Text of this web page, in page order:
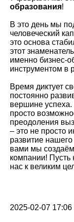
образования!
В это день мы
человеческий
это основа
этот
именно бизнес-
инструментом в
Время диктует
постоянно
вершине
просто
преодоления
– это не просто
развитие
вами мы
компании!
нас к великим
2025-02-07 17:06